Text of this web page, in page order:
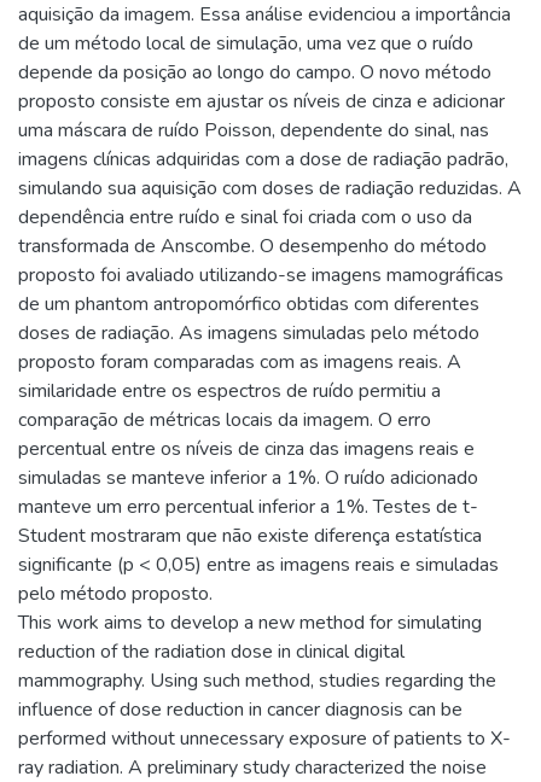
aquisição da imagem. Essa análise evidenciou a importância
de um método local de simulação, uma vez que o ruído
depende da posição ao longo do campo. O novo método
proposto consiste em ajustar os níveis de cinza e adicionar
uma máscara de ruído Poisson, dependente do sinal, nas
imagens clínicas adquiridas com a dose de radiação padrão,
simulando sua aquisição com doses de radiação reduzidas. A
dependência entre ruído e sinal foi criada com o uso da
transformada de Anscombe. O desempenho do método
proposto foi avaliado utilizando-se imagens mamográficas
de um phantom antropomórfico obtidas com diferentes
doses de radiação. As imagens simuladas pelo método
proposto foram comparadas com as imagens reais. A
similaridade entre os espectros de ruído permitiu a
comparação de métricas locais da imagem. O erro
percentual entre os níveis de cinza das imagens reais e
simuladas se manteve inferior a 1%. O ruído adicionado
manteve um erro percentual inferior a 1%. Testes de t-
Student mostraram que não existe diferença estatística
significante (p < 0,05) entre as imagens reais e simuladas
pelo método proposto.
This work aims to develop a new method for simulating
reduction of the radiation dose in clinical digital
mammography. Using such method, studies regarding the
influence of dose reduction in cancer diagnosis can be
performed without unnecessary exposure of patients to X-
ray radiation. A preliminary study characterized the noise